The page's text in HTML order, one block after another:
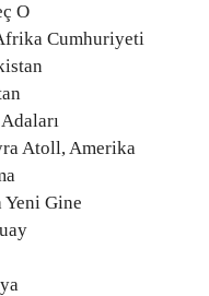
O
Cumhuriyeti
Atoll, Amerika
Yeni Gine